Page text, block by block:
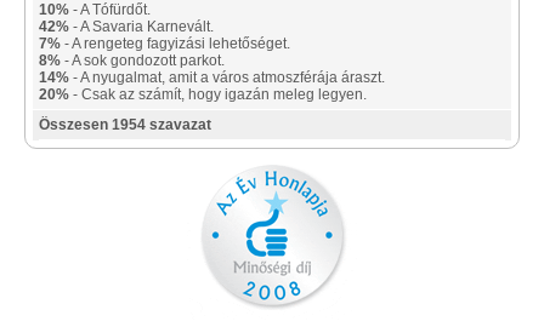
10% - A Tófürdőt.
42% - A Savaria Karnevált.
7% - A rengeteg fagyizási lehetőséget.
8% - A sok gondozott parkot.
14% - A nyugalmat, amit a város atmoszférája áraszt.
20% - Csak az számít, hogy igazán meleg legyen.
Összesen 1954 szavazat